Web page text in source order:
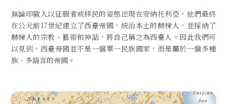
無論印歐人以征服者或移民的姿態出現在安納托利亞，他們最終
在公元前17世紀建立了西臺帝國，統治本土的赫梯人，並採納了
赫梯人的宗教、藝術和神話，將自己稱之為西臺人。因此我們可
以見到，西臺帝國並不是一個單一民族國家，而是屬於一個多種
族、多語言的帝國。